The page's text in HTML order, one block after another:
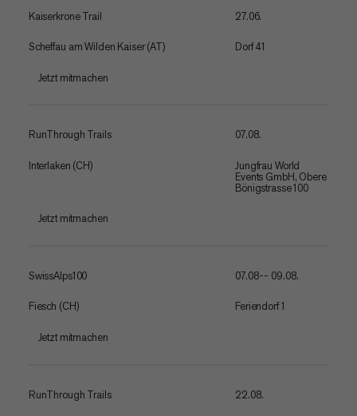
27.06.
Scheffau am Wilden Kaiser (AT)
Kaiserkrone Trail
Dorf 41
Jetzt mitmachen
07.08.
Interlaken (CH)
RunThrough Trails
Jungfrau World
Events GmbH, Obere
Bönigstrasse 100
Jetzt mitmachen
07.08-- 09.08.
Fiesch (CH)
SwissAlps100
Feriendorf 1
Jetzt mitmachen
22.08.
RunThrough Trails